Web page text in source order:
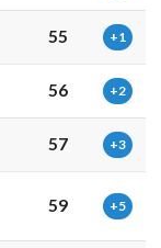
55 +1
56 +2
57 +3
59 +5